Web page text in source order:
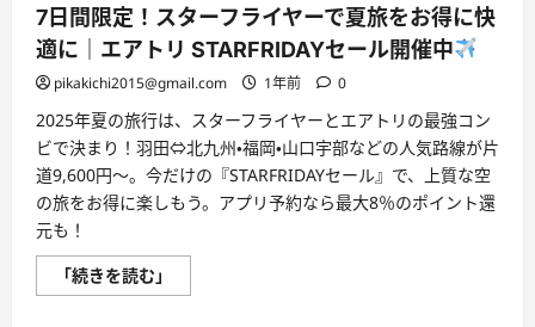
ポ
ン
で
最
大
万
円
OFF
｜
今
す
ぐ
る
の
7日間限定！スターフライヤーで夏旅をお得に快
適に｜エアトリ STARFRIDAYセール開催中
pikakichi2015@gmail.com 1年前 0
2025年夏の旅行は、スターフライヤーとエアトリの最強コン
ビで決まり！羽田⇔北九州・福岡・山口宇部などの人気路線が片
道9,600円～。今だけの『STARFRIDAYセール』で、上質な空
の旅をお得に楽しもう。アプリ予約なら最大8％のポイント還
元も！
「続きを読む」
日